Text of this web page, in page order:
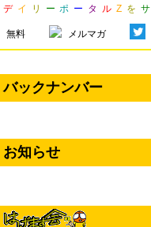
デ イ リ ー ポ ー タ ル Z を サ
無料 メルマガ
バックナンバー
お知らせ